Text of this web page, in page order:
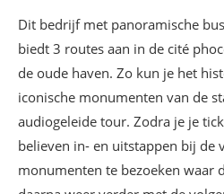
Dit bedrijf met panoramische
biedt 3 routes aan in de cité
de oude haven. Zo kun je het
iconische monumenten van de
audiogeleide tour. Zodra je je
believen in- en uitstappen bij de
monumenten te bezoeken waar